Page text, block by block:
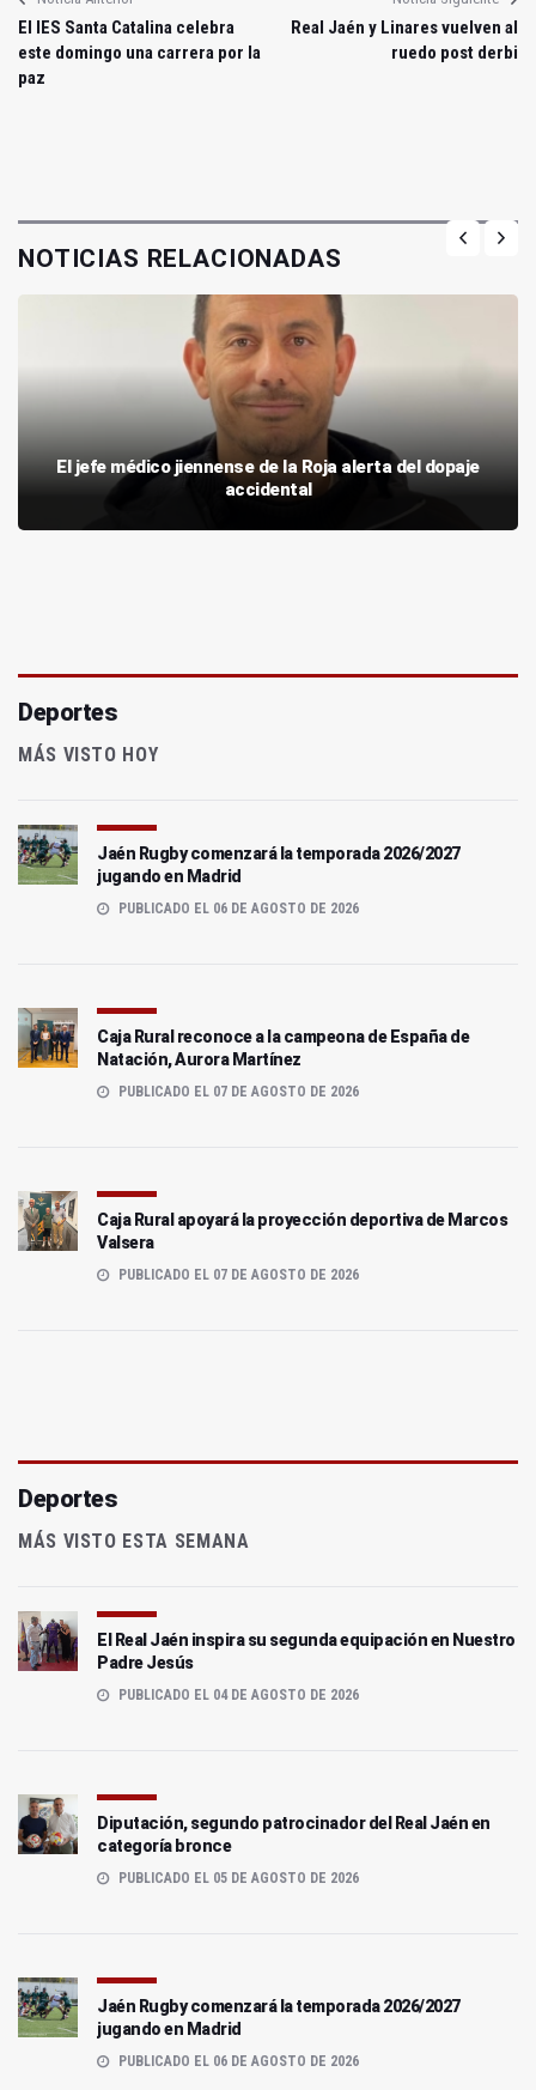
El IES Santa Catalina celebra
este domingo una carrera por la
paz
Real Jaén y Linares vuelven al
ruedo post derbi
NOTICIAS RELACIONADAS
El jefe médico jiennense de la Roja alerta del dopaje
accidental
Deportes
MÁS VISTO HOY
Jaén Rugby comenzará la temporada 2026/2027
jugando en Madrid
PUBLICADO EL 06 DE AGOSTO DE 2026
Caja Rural reconoce a la campeona de España de
Natación, Aurora Martínez
PUBLICADO EL 07 DE AGOSTO DE 2026
Caja Rural apoyará la proyección deportiva de Marcos
Valsera
PUBLICADO EL 07 DE AGOSTO DE 2026
Deportes
MÁS VISTO ESTA SEMANA
El Real Jaén inspira su segunda equipación en Nuestro
Padre Jesús
PUBLICADO EL 04 DE AGOSTO DE 2026
Diputación, segundo patrocinador del Real Jaén en
categoría bronce
PUBLICADO EL 05 DE AGOSTO DE 2026
Jaén Rugby comenzará la temporada 2026/2027
jugando en Madrid
PUBLICADO EL 06 DE AGOSTO DE 2026